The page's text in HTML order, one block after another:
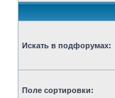
Искать в подфорумах:
Поле сортировки: